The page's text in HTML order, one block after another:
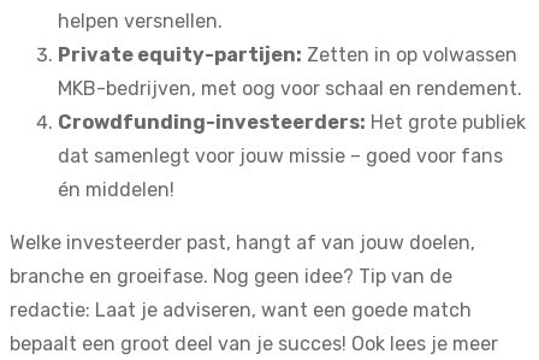
helpen versnellen.
Private equity-partijen: Zetten in op volwassen
MKB-bedrijven, met oog voor schaal en rendement.
Crowdfunding-investeerders: Het grote publiek
dat samenlegt voor jouw missie – goed voor fans
én middelen!
Welke investeerder past, hangt af van jouw doelen,
branche en groeifase. Nog geen idee? Tip van de
redactie: Laat je adviseren, want een goede match
bepaalt een groot deel van je succes! Ook lees je meer